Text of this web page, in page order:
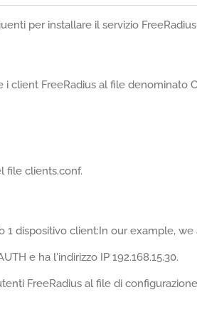
per installare il servizio FreeRadius.
client FreeRadius al file denominato
file clients.conf.
dispositivo client:In our example, we
e ha l'indirizzo IP 192.168.15.30.
FreeRadius al file di